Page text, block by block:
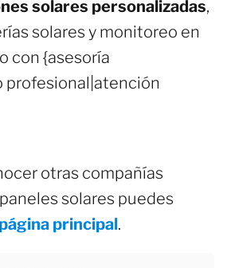
solares personalizadas,
solares y monitoreo en
con {asesoría
profesional|atención
otras compañías
solares puedes
principal.